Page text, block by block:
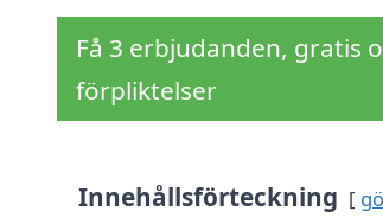
Få 3 erbjudanden, gratis
förpliktelser
Innehållsförteckning